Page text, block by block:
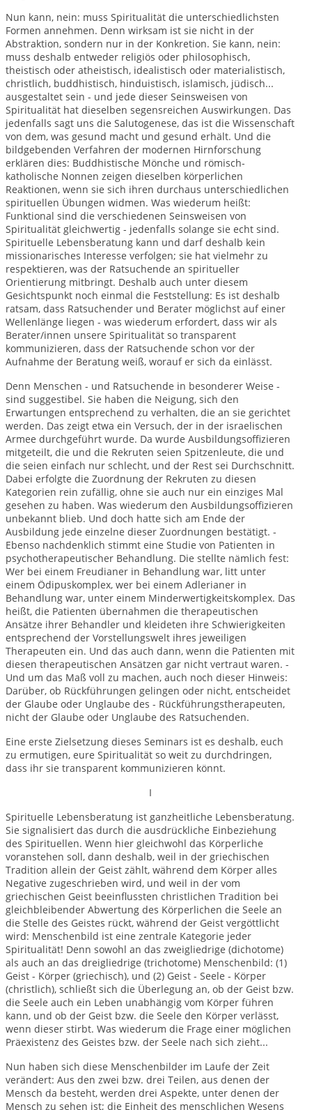
Nun kann, nein: muss Spiritualität die unterschiedlichsten
Formen annehmen. Denn wirksam ist sie nicht in der
Abstraktion, sondern nur in der Konkretion. Sie kann, nein:
muss deshalb entweder religiös oder philosophisch,
theistisch oder atheistisch, idealistisch oder materialistisch,
christlich, buddhistisch, hinduistisch, islamisch, jüdisch...
ausgestaltet sein - und jede dieser Seinsweisen von
Spiritualität hat dieselben segensreichen Auswirkungen. Das
jedenfalls sagt uns die Salutogenese, das ist die Wissenschaft
von dem, was gesund macht und gesund erhält. Und die
bildgebenden Verfahren der modernen Hirnforschung
erklären dies: Buddhistische Mönche und römisch-
katholische Nonnen zeigen dieselben körperlichen
Reaktionen, wenn sie sich ihren durchaus unterschiedlichen
spirituellen Übungen widmen. Was wiederum heißt:
Funktional sind die verschiedenen Seinsweisen von
Spiritualität gleichwertig - jedenfalls solange sie echt sind.
Spirituelle Lebensberatung kann und darf deshalb kein
missionarisches Interesse verfolgen; sie hat vielmehr zu
respektieren, was der Ratsuchende an spiritueller
Orientierung mitbringt. Deshalb auch unter diesem
Gesichtspunkt noch einmal die Feststellung: Es ist deshalb
ratsam, dass Ratsuchender und Berater möglichst auf einer
Wellenlänge liegen - was wiederum erfordert, dass wir als
Berater/innen unsere Spiritualität so transparent
kommunizieren, dass der Ratsuchende schon vor der
Aufnahme der Beratung weiß, worauf er sich da einlässt.
Denn Menschen - und Ratsuchende in besonderer Weise -
sind suggestibel. Sie haben die Neigung, sich den
Erwartungen entsprechend zu verhalten, die an sie gerichtet
werden. Das zeigt etwa ein Versuch, der in der israelischen
Armee durchgeführt wurde. Da wurde Ausbildungsoffizieren
mitgeteilt, die und die Rekruten seien Spitzenleute, die und
die seien einfach nur schlecht, und der Rest sei Durchschnitt.
Dabei erfolgte die Zuordnung der Rekruten zu diesen
Kategorien rein zufällig, ohne sie auch nur ein einziges Mal
gesehen zu haben. Was wiederum den Ausbildungsoffizieren
unbekannt blieb. Und doch hatte sich am Ende der
Ausbildung jede einzelne dieser Zuordnungen bestätigt. -
Ebenso nachdenklich stimmt eine Studie von Patienten in
psychotherapeutischer Behandlung. Die stellte nämlich fest:
Wer bei einem Freudianer in Behandlung war, litt unter
einem Ödipuskomplex, wer bei einem Adlerianer in
Behandlung war, unter einem Minderwertigkeitskomplex. Das
heißt, die Patienten übernahmen die therapeutischen
Ansätze ihrer Behandler und kleideten ihre Schwierigkeiten
entsprechend der Vorstellungswelt ihres jeweiligen
Therapeuten ein. Und das auch dann, wenn die Patienten mit
diesen therapeutischen Ansätzen gar nicht vertraut waren. -
Und um das Maß voll zu machen, auch noch dieser Hinweis:
Darüber, ob Rückführungen gelingen oder nicht, entscheidet
der Glaube oder Unglaube des - Rückführungstherapeuten,
nicht der Glaube oder Unglaube des Ratsuchenden.
Eine erste Zielsetzung dieses Seminars ist es deshalb, euch
zu ermutigen, eure Spiritualität so weit zu durchdringen,
dass ihr sie transparent kommunizieren könnt.
I
Spirituelle Lebensberatung ist ganzheitliche Lebensberatung.
Sie signalisiert das durch die ausdrückliche Einbeziehung
des Spirituellen. Wenn hier gleichwohl das Körperliche
voranstehen soll, dann deshalb, weil in der griechischen
Tradition allein der Geist zählt, während dem Körper alles
Negative zugeschrieben wird, und weil in der vom
griechischen Geist beeinflussten christlichen Tradition bei
gleichbleibender Abwertung des Körperlichen die Seele an
die Stelle des Geistes rückt, während der Geist vergöttlicht
wird: Menschenbild ist eine zentrale Kategorie jeder
Spiritualität! Denn sowohl an das zweigliedrige (dichotome)
als auch an das dreigliedrige (trichotome) Menschenbild: (1)
Geist - Körper (griechisch), und (2) Geist - Seele - Körper
(christlich), schließt sich die Überlegung an, ob der Geist bzw.
die Seele auch ein Leben unabhängig vom Körper führen
kann, und ob der Geist bzw. die Seele den Körper verlässt,
wenn dieser stirbt. Was wiederum die Frage einer möglichen
Präexistenz des Geistes bzw. der Seele nach sich zieht...
Nun haben sich diese Menschenbilder im Laufe der Zeit
verändert: Aus den zwei bzw. drei Teilen, aus denen der
Mensch da besteht, werden drei Aspekte, unter denen der
Mensch zu sehen ist; die Einheit des menschlichen Wesens